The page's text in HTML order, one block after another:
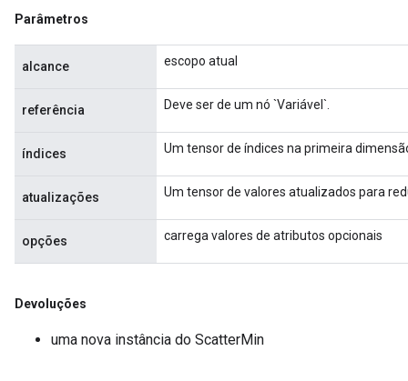
Parâmetros
alcance escopo atual
referência Deve ser de um nó `Variável`.
índices Um tensor de índices na primeira
atualizações Um tensor de valores atualizados para
opções carrega valores de atributos opcionais
Devoluções
uma nova instância do ScatterMin